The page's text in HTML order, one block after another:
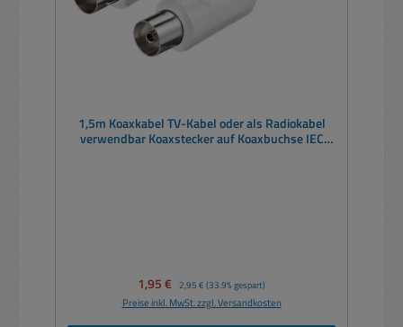
1,5m Koaxkabel TV-Kabel oder als Radiokabel
verwendbar Koaxstecker auf Koaxbuchse IEC
Verkaufspreis:
1,95 € Regulärer Preis:
2,95 € (33.9% gespart)
Preise inkl. MwSt. zzgl. Versandkosten